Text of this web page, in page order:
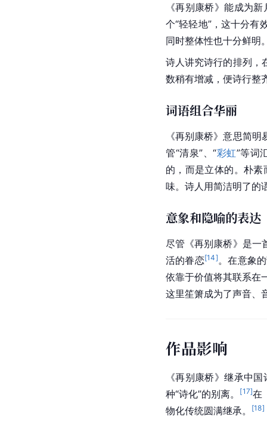
《再别康桥》能成为
个“轻轻地”，这十分有
同时整体性也十分鲜明
诗人讲究诗行的排列，
数稍有增减，便诗行整
词语组合华丽
《再别康桥》意思简明
管“清泉”、“彩虹”等词
的，而是立体的。朴
味。诗人用简洁明了的
意象和隐喻的表达
尽管《再别康桥》是一
活的眷恋[14] 。在意象
依靠于价值将其联系在
这里笙箫成为了声音、
作品影响
《再别康桥》继承中
种“诗化”的别离。
[17]在
物化传统圆满继承。 [18]